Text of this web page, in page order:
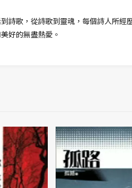
詩歌，從詩歌到靈魂，每個詩人所經
好的無盡熱愛。